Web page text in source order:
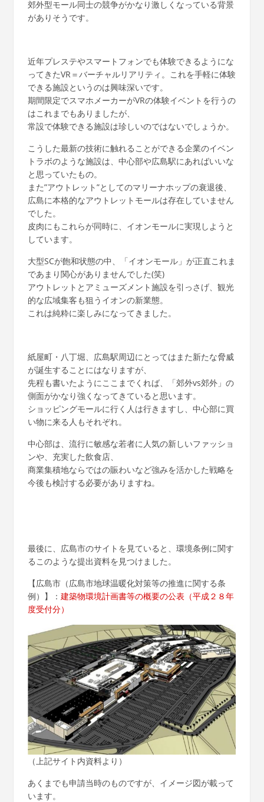
郊外型モール同士の競争がかなり激しくなっている背景
がありそうです。
近年プレステやスマートフォンでも体験できるようにな
ってきたVR＝バーチャルリアリティ。これを手軽に体験
できる施設というのは興味深いです。
期間限定でスマホメーカーがVRの体験イベントを行うの
はこれまでもありましたが、
常設で体験できる施設は珍しいのではないでしょうか。
こうした最新の技術に触れることができる企業のイベン
トラボのような施設は、中心部や広島駅にあればいいな
と思っていたもの。
また”アウトレット”としてのマリーナホップの衰退後、
広島に本格的なアウトレットモールは存在していません
でした。
皮肉にもこれらが同時に、イオンモールに実現しようと
しています。
大型SCが飽和状態の中、「イオンモール」が正直これま
であまり関心がありませんでした(笑)
アウトレットとアミューズメント施設を引っさげ、観光
的な広域集客も狙うイオンの新業態。
これは純粋に楽しみになってきました。
紙屋町・八丁堀、広島駅周辺にとってはまた新たな脅威
が誕生することにはなりますが、
先程も書いたようにここまでくれば、「郊外vs郊外」の
側面がかなり強くなってきていると思います。
ショッピングモールに行く人は行きますし、中心部に買
い物に来る人もそれぞれ。
中心部は、流行に敏感な若者に人気の新しいファッショ
ンや、充実した飲食店、
商業集積地ならではの賑わいなど強みを活かした戦略を
今後も検討する必要がありますね。
最後に、広島市のサイトを見ていると、環境条例に関す
るこのような提出資料を見つけました。
【広島市（広島市地球温暖化対策等の推進に関する条
例）】： 建築物環境計画書等の概要の公表（平成２８年
度受付分）
（上記サイト内資料より）
あくまでも申請当時のものですが、イメージ図が載って
います。